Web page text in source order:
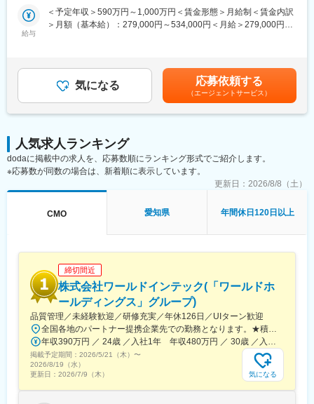
製品の販売、サービスの提供を通じて医療現場の改題を解決する
ことで医療に貢献し、テルモブランドを育成することがミッショ
・担当製品の販売活動、各種販促イベントの企画運営
・製品適正使用のための技術サポート（手術の立会いあり）
・製品適正使用に必要となる文献・資料・製品関連情報の提供
■担当製品：
心臓や下肢の血管の病気に対し、カテーテルを用いて治療する
「バスキュラーインターベンション（血管内カテーテル治療）」
肝臓がんの化学療法「インターベンショナルオンコロジー」に関
医師が求める操作性や品質を追求するとともに、患者さんの身体
https://www.terumo.co.jp/business/tis
■配属エリア：
国内支店のいずれかの配属となります。それぞれ在籍拠点をベー
スにチームでエリアを担当しています。業務を通じた「感動」と
「成長」を大事にする職場でチーム活動を重視した風土です。
■担当に関して：
大学病院などの基幹病院を担当いただきます。
ートワーク含む）
給与
＜予定年収＞590万円～1,000万円＜賃金形態＞月給制＜賃金内訳
＞月額（基本給）：279,000円～534,000円＜月給＞279,000円～
はあくまでも目安の金額であり、選考を通じて上下する可能性が
あります。月給(月額)は固定手当を含めた表記です。
気になる 応募依頼する
（エージェントサービス）
人気求人ランキング
dodaに掲載中の求人を、応募数順にランキング形式でご紹介します。
※応募数が同数の場合は、新着順に表示しています。
更新日： 2026/8/8（土）
CMO 愛知県 年間休日120日以上
締切間近
株式会社ワールドインテック(「ワールドホ
ールディングス」グループ)
品質管理／未経験歓迎／研修充実／年休126日／UIターン歓迎
全国各地のパートナー提携企業先での勤務となります。★積極採用中エリア東京・神奈川・千葉・埼玉・大阪・京都・滋賀・兵庫・愛知・三重・福岡※北海道・沖縄県を除く45都府県に多彩なプロジェクトを用意。※勤務地は希望を最大限考慮して決定します。※U・Iターン歓迎！住宅補助あり（月6万7000円まで会社補助）＼NEW！エリア制度導入／全国でスキルを伸ばしたい方も、好きな場所で研究をしたい方も、ご希望をお聞かせください！詳細は選考時にご案内いたします。【配属先企業の一例】中外製薬株式会社中外製薬工業株式会社株式会社明治堺化学工業株式会社日本化薬株式会社日東電工株式会社 豊橋事業所ニプロファーマ株式会社 大舘工場株式会社カネカ株式会社DNPファインケミカル宇都宮株式会社中外医科学研究所東邦チタニウム株式会社高田製薬株式会社株式会社理研ジェネシス株式会社マテリアルゲート三井化学EMS株式会社株式会社エネコート 他
年収390万円 ／ 24歳 ／入社1年 年収480万円 ／ 30歳 ／入社6年
掲載予定期間： 2026/5/21（木） 〜
2026/8/19（水）
更新日： 2026/7/9（木） 気になる